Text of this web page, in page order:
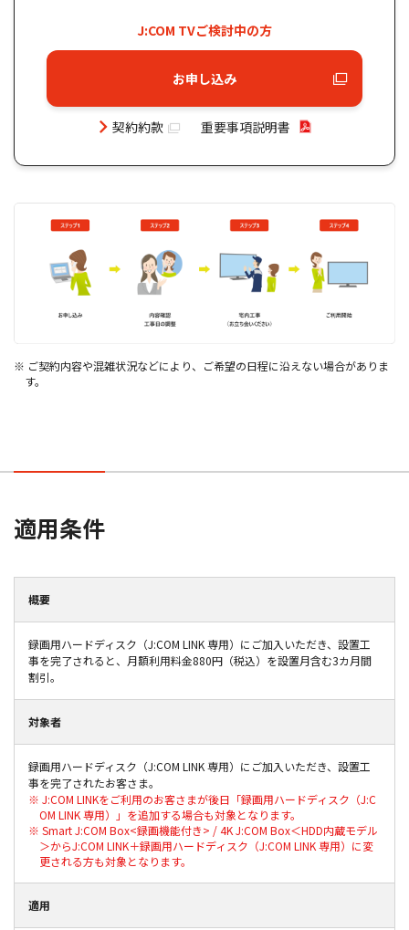
J:COM TVご検討中の⽅
お申し込み
契約約款 重要事項説明書
※ ご契約内容や混雑状況などにより、ご希望の⽇程に沿えない場合がありま
す。
適⽤条件
概要
録画⽤ハードディスク（J:COM LINK 専⽤）にご加⼊いただき、設置⼯
事を完了されると、⽉額利⽤料⾦880円（税込）を設置⽉含む3カ⽉間
割引。
対象者
録画⽤ハードディスク（J:COM LINK 専⽤）にご加⼊いただき、設置⼯
事を完了されたお客さま。
※ J:COM LINKをご利⽤のお客さまが後⽇「録画⽤ハードディスク（J:C
OM LINK 専⽤）」を追加する場合も対象となります。
※ Smart J:COM Box<録画機能付き> / 4K J:COM Box＜HDD内蔵モデル
＞からJ:COM LINK＋録画⽤ハードディスク（J:COM LINK 専⽤）に変
更される⽅も対象となります。
適用